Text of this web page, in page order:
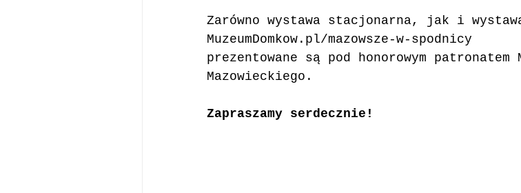
Zarówno wystawa stacjonarna, jak i
MuzeumDomkow.pl/mazowsze-w-spodnicy
prezentowane są pod honorowym patronatem
Mazowieckiego.
Zapraszamy serdecznie!